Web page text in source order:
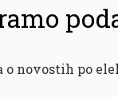
o novostih po